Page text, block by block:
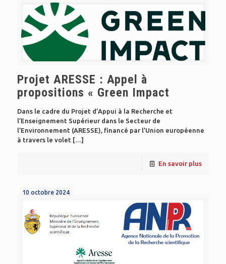
Projet ARESSE : Appel à
propositions « Green Impact
Dans le cadre du Projet d’Appui à la Recherche et
l’Enseignement Supérieur dans le Secteur de
l’Environnement (ARESSE), financé par l’Union européenne
à travers le volet […]
En savoir plus
10 octobre 2024